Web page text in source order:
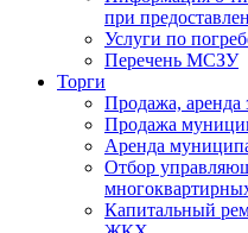
при
Услуги по
Перечень МСЗУ
Торги
Продажа, аренда
Продажа
Аренда
Отбор
Капитальный